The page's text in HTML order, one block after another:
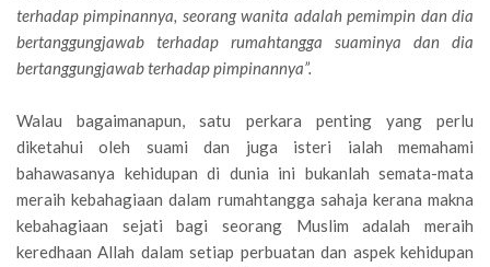
terhadap pimpinannya, seorang wanita adalah pemimpin dan dia
bertanggungjawab terhadap rumahtangga suaminya dan dia
bertanggungjawab terhadap pimpinannya”.
Walau bagaimanapun, satu perkara penting yang perlu
diketahui oleh suami dan juga isteri ialah memahami
bahawasanya kehidupan di dunia ini bukanlah semata-mata
meraih kebahagiaan dalam rumahtangga sahaja kerana makna
kebahagiaan sejati bagi seorang Muslim adalah meraih
keredhaan Allah dalam setiap perbuatan dan aspek kehidupan